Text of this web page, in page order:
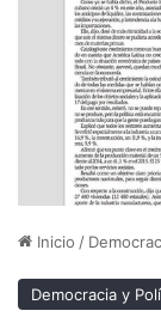
Inicio /
Democracia y